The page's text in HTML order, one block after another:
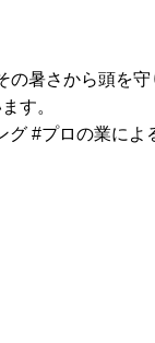
さから頭を
す。
#プロの業に